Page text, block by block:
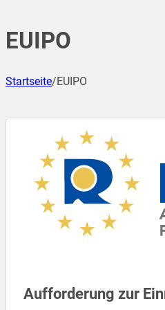
EUIPO
Startseite/EUIPO
Aufforderung zur